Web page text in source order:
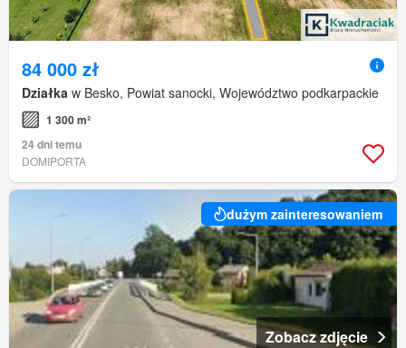
84 000 zł
Działka w Besko, Powiat sanocki, Województwo podkarpackie
1 300 m²
24 dni temu
DOMIPORTA
dużym zainteresowaniem
Zobacz zdjęcie